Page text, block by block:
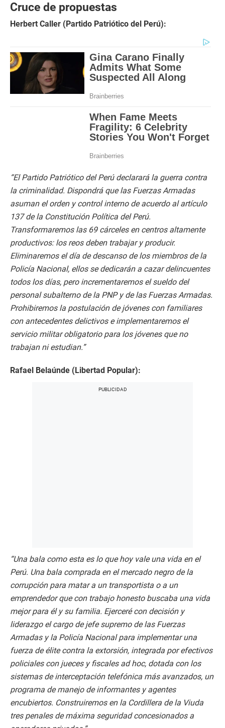
Cruce de propuestas
Herbert Caller (Partido Patriótico del Perú):
“El Partido Patriótico del Perú declarará la guerra contra
la criminalidad. Dispondrá que las Fuerzas Armadas
asuman el orden y control interno de acuerdo al artículo
137 de la Constitución Política del Perú.
Transformaremos las 69 cárceles en centros altamente
productivos: los reos deben trabajar y producir.
Eliminaremos el día de descanso de los miembros de la
Policía Nacional, ellos se dedicarán a cazar delincuentes
todos los días, pero incrementaremos el sueldo del
personal subalterno de la PNP y de las Fuerzas Armadas.
Prohibiremos la postulación de jóvenes con familiares
con antecedentes delictivos e implementaremos el
servicio militar obligatorio para los jóvenes que no
trabajan ni estudian.”
Rafael Belaúnde (Libertad Popular):
“Una bala como esta es lo que hoy vale una vida en el
Perú. Una bala comprada en el mercado negro de la
corrupción para matar a un transportista o a un
emprendedor que con trabajo honesto buscaba una vida
mejor para él y su familia. Ejerceré con decisión y
liderazgo el cargo de jefe supremo de las Fuerzas
Armadas y la Policía Nacional para implementar una
fuerza de élite contra la extorsión, integrada por efectivos
policiales con jueces y fiscales ad hoc, dotada con los
sistemas de interceptación telefónica más avanzados, un
programa de manejo de informantes y agentes
encubiertos. Construiremos en la Cordillera de la Viuda
tres penales de máxima seguridad concesionados a